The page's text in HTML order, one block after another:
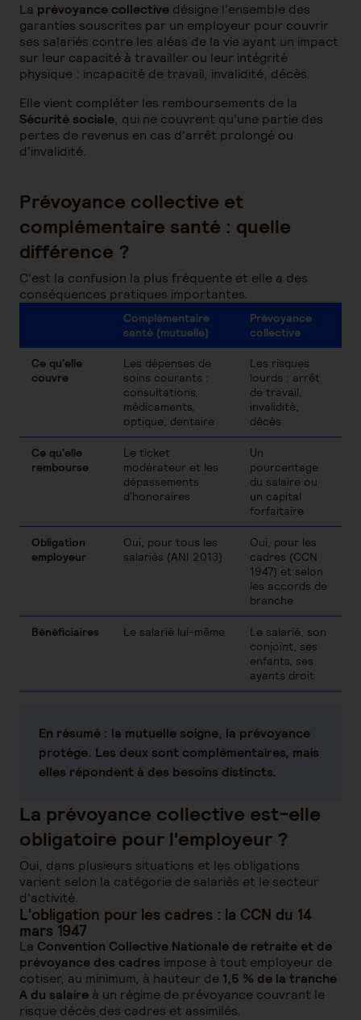
La prévoyance collective désigne l'ensemble des
garanties souscrites par un employeur pour couvrir
ses salariés contre les aléas de la vie ayant un impact
sur leur capacité à travailler ou leur intégrité
physique : incapacité de travail, invalidité, décès.
Elle vient compléter les remboursements de la
Sécurité sociale, qui ne couvrent qu'une partie des
pertes de revenus en cas d'arrêt prolongé ou
d'invalidité.
Prévoyance collective et
complémentaire santé : quelle
différence ?
C'est la confusion la plus fréquente et elle a des
conséquences pratiques importantes.
Complémentaire
santé (mutuelle)
Prévoyance
collective
Ce qu'elle
couvre
Les dépenses de
soins courants :
consultations,
médicaments,
optique, dentaire
Les risques
lourds : arrêt
de travail,
invalidité,
décès
Ce qu'elle
rembourse
Le ticket
modérateur et les
dépassements
d'honoraires
Un
pourcentage
du salaire ou
un capital
forfaitaire
Obligation
employeur
Oui, pour tous les
salariés (ANI 2013)
Oui, pour les
cadres (CCN
1947) et selon
les accords de
branche
Bénéficiaires Le salarié lui-même
Le salarié, son
conjoint, ses
enfants, ses
ayants droit
En résumé : la mutuelle soigne, la prévoyance
protège. Les deux sont complémentaires, mais
elles répondent à des besoins distincts.
La prévoyance collective est-elle
obligatoire pour l'employeur ?
Oui, dans plusieurs situations et les obligations
varient selon la catégorie de salariés et le secteur
d'activité.
L'obligation pour les cadres : la CCN du 14
mars 1947
La Convention Collective Nationale de retraite et de
prévoyance des cadres impose à tout employeur de
cotiser, au minimum, à hauteur de 1,5 % de la tranche
A du salaire à un régime de prévoyance couvrant le
risque décès des cadres et assimilés.